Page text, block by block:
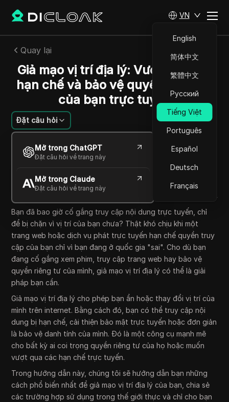
VN
English
简体中文
繁體中文
Русский
Tiếng Việt
Português
Español
Deutsch
Français
Quay lại
Giả mạo vị trí địa lý: Vượt qua các
hạn chế và bảo vệ quyền riêng tư
của bạn trực tuyến
Đặt câu hỏi
Mở trong ChatGPT
Đặt câu hỏi về trang này
Mở trong Claude
Đặt câu hỏi về trang này
Mikhail Kozlov
25 Th09 2025 7
Đọc trong giây phút
Copy Link
Bạn đã bao giờ cố gắng truy cập nội dung trực tuyến, chỉ
để bị chặn vì vị trí của bạn chưa? Thật khó chịu khi một
trang web hoặc dịch vụ phát trực tuyến hạn chế quyền truy
cập của bạn chỉ vì bạn đang ở quốc gia "sai". Cho dù bạn
đang cố gắng xem phim, truy cập trang web hay bảo vệ
quyền riêng tư của mình, giả mạo vị trí địa lý có thể là giải
pháp bạn cần.
Giả mạo vị trí địa lý cho phép bạn ẩn hoặc thay đổi vị trí của
mình trên internet. Bằng cách đó, bạn có thể truy cập nội
dung bị hạn chế, cải thiện bảo mật trực tuyến hoặc đơn giản
là bảo vệ danh tính của mình. Đó là một công cụ mạnh mẽ
cho bất kỳ ai coi trọng quyền riêng tư của họ hoặc muốn
vượt qua các hạn chế trực tuyến.
Trong hướng dẫn này, chúng tôi sẽ hướng dẫn bạn những
cách phổ biến nhất để giả mạo vị trí địa lý của bạn, chia sẻ
các trường hợp sử dụng trong thế giới thực và chỉ cho bạn